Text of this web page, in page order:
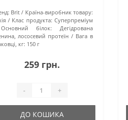
Brit Країна-виробник товару:
Клас продукта: Суперпреміум
Основний білок:
Дегідрована
лососевий протеїн
Вага в
кг: 150 г
259 грн.
- +
ДО КОШИКА